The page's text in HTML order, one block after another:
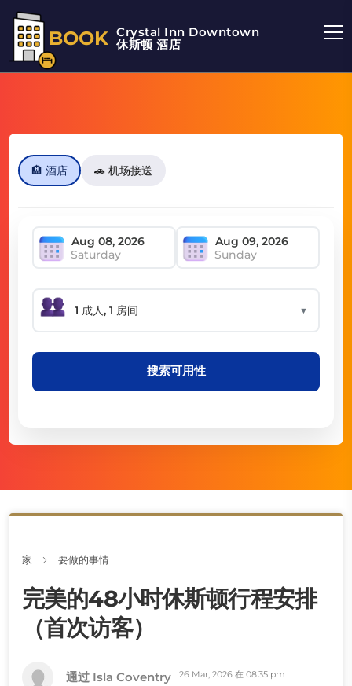
BOOK Crystal Inn Downtown
休斯顿 酒店
🏨 酒店 🚗 机场接送
Saturday Sunday
▼
搜索可用性
家 要做的事情
完美的48小时休斯顿行程安排
（首次访客）
通过 Isla Coventry 26 Mar, 2026 在 08:35 pm